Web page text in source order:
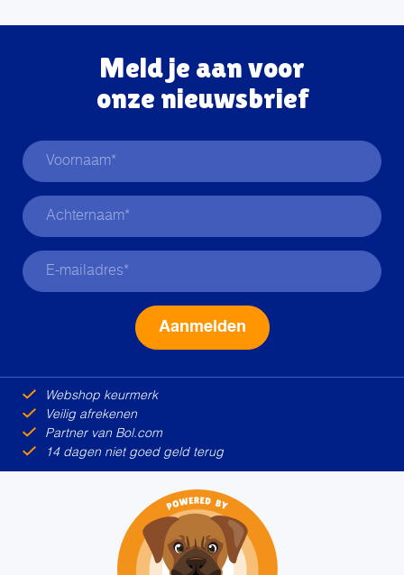
Meld je aan voor
onze nieuwsbrief
Webshop keurmerk
Veilig afrekenen
Partner van Bol.com
14 dagen niet goed geld terug